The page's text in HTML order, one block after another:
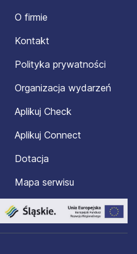
O firmie
Kontakt
Polityka prywatności
Organizacja wydarzeń
Aplikuj Check
Aplikuj Connect
Dotacja
Mapa serwisu